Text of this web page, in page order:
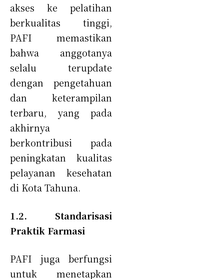
akses ke pelatihan
berkualitas tinggi,
PAFI memastikan
bahwa anggotanya
selalu terupdate
dengan pengetahuan
dan keterampilan
terbaru, yang pada
akhirnya
berkontribusi pada
peningkatan kualitas
pelayanan kesehatan
di Kota Tahuna.
1.2. Standarisasi
Praktik Farmasi
PAFI juga berfungsi
untuk menetapkan